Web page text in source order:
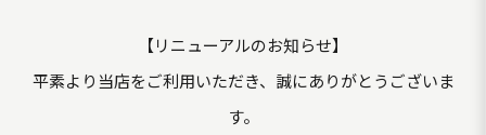
【リニューアルのお知らせ】
平素より当店をご利用いただき、誠にありがとうございま
す。